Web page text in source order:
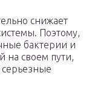
снижает
Поэтому,
бактерии и
на своем пути,
серьезные